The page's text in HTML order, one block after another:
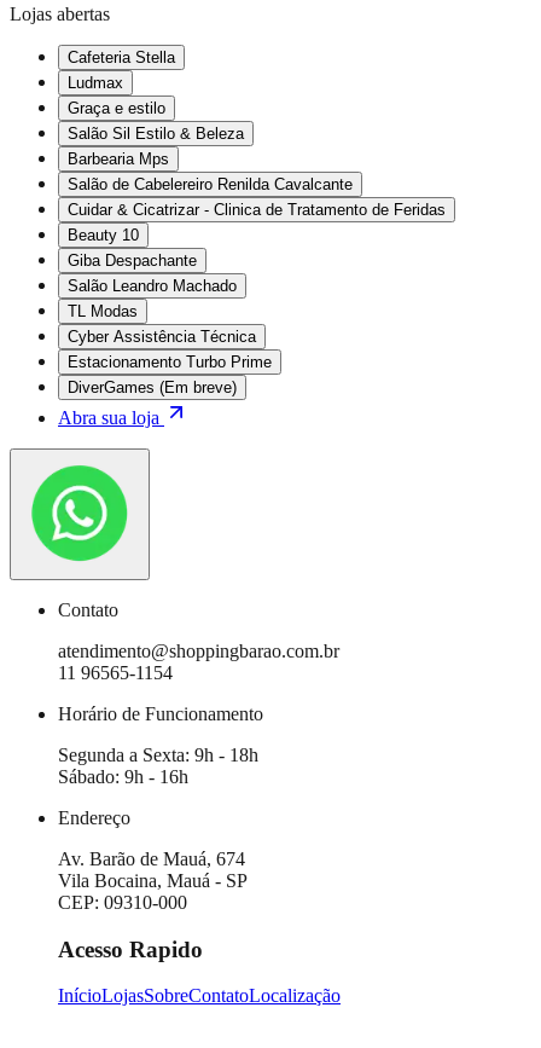
Lojas abertas
Cafeteria Stella
Ludmax
Graça e estilo
Salão Sil Estilo & Beleza
Barbearia Mps
Salão de Cabelereiro Renilda Cavalcante
Cuidar & Cicatrizar - Clinica de Tratamento de Feridas
Beauty 10
Giba Despachante
Salão Leandro Machado
TL Modas
Cyber Assistência Técnica
Estacionamento Turbo Prime
DiverGames (Em breve)
Abra sua loja
Contato
atendimento@shoppingbarao.com.br
11 96565-1154
Horário de Funcionamento
Segunda a Sexta: 9h - 18h
Sábado: 9h - 16h
Endereço
Av. Barão de Mauá, 674
Vila Bocaina, Mauá - SP
CEP: 09310-000
Acesso Rapido
InícioLojasSobreContatoLocalização